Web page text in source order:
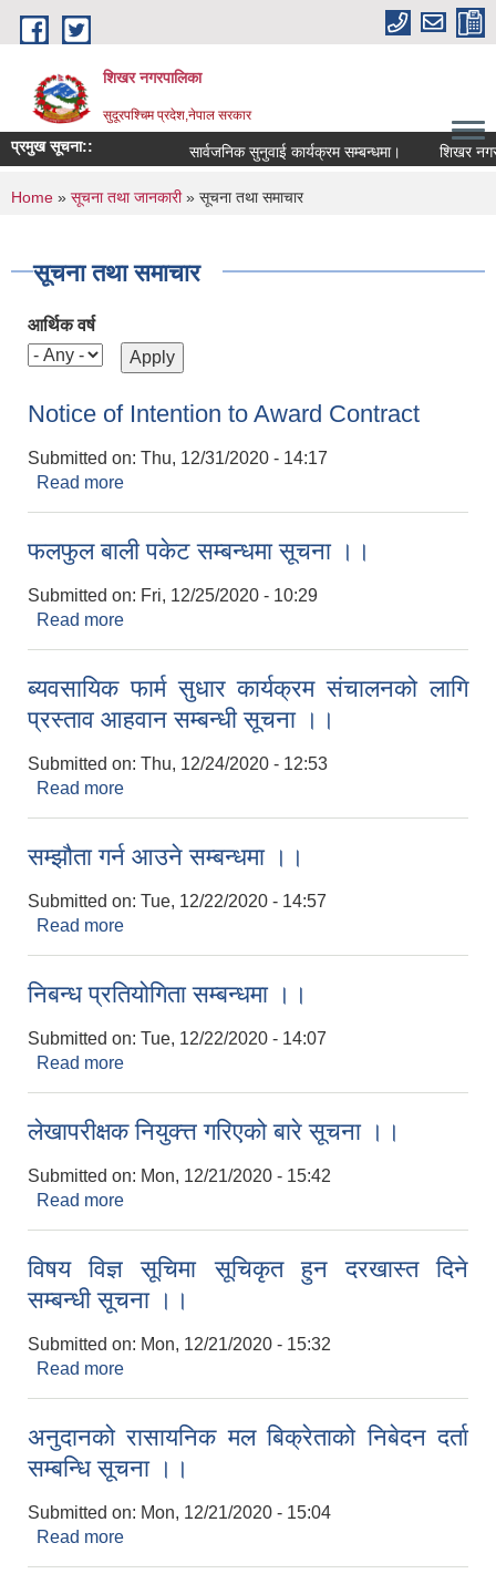
Skip to main content
शिखर नगरपालिका
सुदूरपश्चिम प्रदेश,नेपाल सरकार
प्रमुख सूचना:: सार्वजनिक सुनुवाई कार्यक्रम सम्बन्धमा। शिखर
You are here
Home » सूचना तथा जानकारी» सूचना तथा समाचार
सूचना तथा समाचार
आर्थिक वर्ष
Notice of Intention to Award Contract
Submitted on: Thu, 12/31/2020 - 14:17
Read more
फलफुल बाली पकेट सम्बन्धमा सूचना ।।
Submitted on: Fri, 12/25/2020 - 10:29
Read more
ब्यवसायिक फार्म सुधार कार्यक्रम संचालनको लागि
प्रस्ताव आहवान सम्बन्धी सूचना ।।
Submitted on: Thu, 12/24/2020 - 12:53
Read more
सम्झौता गर्न आउने सम्बन्धमा ।।
Submitted on: Tue, 12/22/2020 - 14:57
Read more
निबन्ध प्रतियोगिता सम्बन्धमा ।।
Submitted on: Tue, 12/22/2020 - 14:07
Read more
लेखापरीक्षक नियुक्त्त गरिएको बारे सूचना ।।
Submitted on: Mon, 12/21/2020 - 15:42
Read more
विषय विज्ञ सूचिमा सूचिकृत हुन दरखास्त दिने
सम्बन्धी सूचना ।।
Submitted on: Mon, 12/21/2020 - 15:32
Read more
अनुदानको रासायनिक मल बिक्रेताको निबेदन दर्ता
सम्बन्धि सूचना ।।
Submitted on: Mon, 12/21/2020 - 15:04
Read more